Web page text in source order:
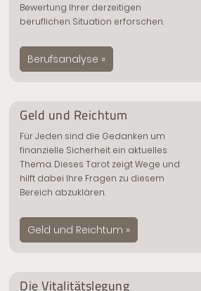
Bewertung Ihrer derzeitigen
beruflichen Situation erforschen.
Berufsanalyse »
Geld und Reichtum
Für Jeden sind die Gedanken um
finanzielle Sicherheit ein aktuelles
Thema. Dieses Tarot zeigt Wege und
hilft dabei Ihre Fragen zu diesem
Bereich abzuklären.
Geld und Reichtum »
Die Vitalitätslegung